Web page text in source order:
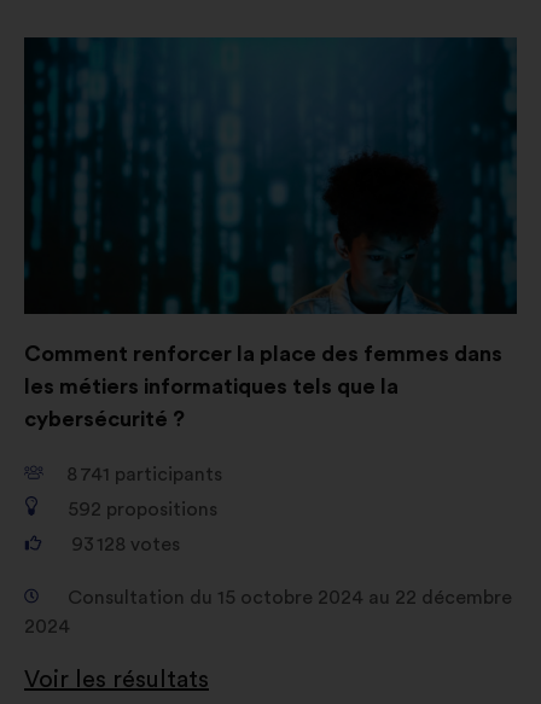
Comment renforcer la place des femmes dans
les métiers informatiques tels que la
cybersécurité ?
8 741 participants
592 propositions
93 128 votes
Consultation du 15 octobre 2024 au 22 décembre
2024
Voir les résultats